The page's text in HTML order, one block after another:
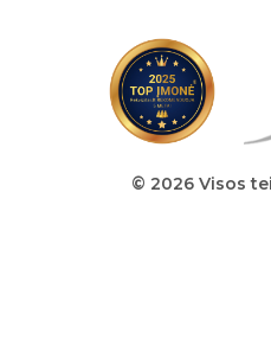
© 2026 Visos